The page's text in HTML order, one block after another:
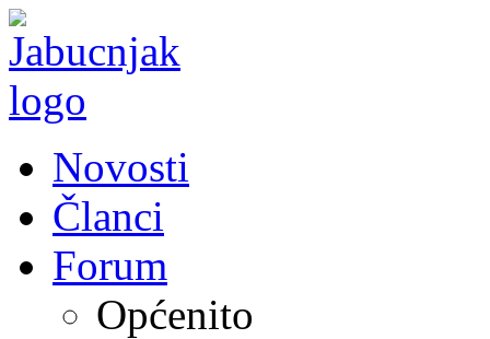
Novosti
Članci
Forum
Općenito